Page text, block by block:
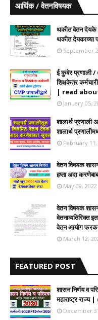
आर्थिक / वेतनविषयक
थकीत वेतन देयके
थकीत देयकाच्या
September
ई कुबेर प्रणाली /
शिक्षकेतर
| read
January 05,
शालार्थ
शालार्थ
February 11,
वेतन विषयक
हप्ता अदा
May 09, 2022
वेतन विषयक शासन
वेतनाव्यतिरिक्त
वेतन आयोग
March 12,
FEATURED POST
शासन निर्णय व
महाराष्ट्र राज्य
December